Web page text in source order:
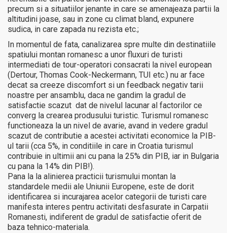
precum si a situatiilor jenante in care se amenajeaza partii la
altitudini joase, sau in zone cu climat bland, expunere
sudica, in care zapada nu rezista etc.;
In momentul de fata, canalizarea spre multe din destinatiile
spatiului montan romanesc a unor fluxuri de turisti
intermediati de tour-operatori consacrati la nivel european
(Dertour, Thomas Cook-Neckermann, TUI etc.) nu ar face
decat sa creeze discomfort si un feedback negativ tarii
noastre per ansamblu, daca ne gandim la gradul de
satisfactie scazut dat de nivelul lacunar al factorilor ce
converg la crearea produsului turistic. Turismul romanesc
functioneaza la un nivel de avarie, avand in vedere gradul
scazut de contributie a acestei activitati economice la PIB-
ul tarii (cca 5%, in conditiile in care in Croatia turismul
contribuie in ultimii ani cu pana la 25% din PIB, iar in Bulgaria
cu pana la 14% din PIB!).
Pana la la alinierea practicii turismului montan la
standardele medii ale Uniunii Europene, este de dorit
identificarea si incurajarea acelor categorii de turisti care
manifesta interes pentru activitati desfasurate in Carpatii
Romanesti, indiferent de gradul de satisfactie oferit de
baza tehnico-materiala.